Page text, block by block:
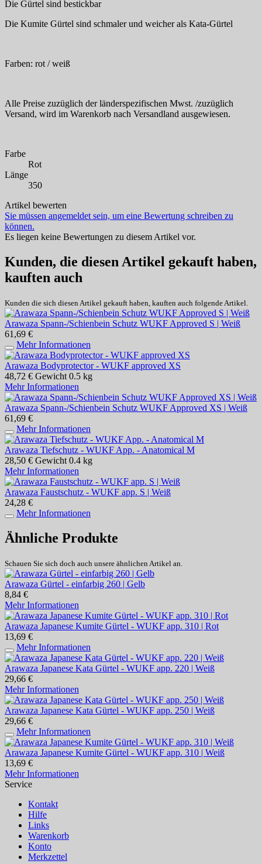
Die Gürtel sind bestickbar
Die Kumite Gürtel sind schmaler und weicher als Kata-Gürtel
Farben: rot / weiß
Alle Preise zuzüglich der länderspezifischen Mwst. /zuzüglich
Versand, wird im Warenkorb nach Versandland ausgewiesen.
Farbe
Rot
Länge
350
Artikel bewerten
Sie müssen angemeldet sein, um eine Bewertung schreiben zu
können.
Es liegen keine Bewertungen zu diesem Artikel vor.
Kunden, die diesen Artikel gekauft haben,
kauften auch
Kunden die sich diesen Artikel gekauft haben, kauften auch folgende Artikel.
Arawaza Spann-/Schienbein Schutz WUKF Approved S | Weiß
61,69 €
Mehr Informationen
Arawaza Bodyprotector - WUKF approved XS
48,72 € Gewicht 0.5 kg
Mehr Informationen
Arawaza Spann-/Schienbein Schutz WUKF Approved XS | Weiß
61,69 €
Mehr Informationen
Arawaza Tiefschutz - WUKF App. - Anatomical M
28,50 € Gewicht 0.4 kg
Mehr Informationen
Arawaza Faustschutz - WUKF app. S | Weiß
24,28 €
Mehr Informationen
Ähnliche Produkte
Schauen Sie sich doch auch unsere ähnlichen Artikel an.
Arawaza Gürtel - einfarbig 260 | Gelb
8,84 €
Mehr Informationen
Arawaza Japanese Kumite Gürtel - WUKF app. 310 | Rot
13,69 €
Mehr Informationen
Arawaza Japanese Kata Gürtel - WUKF app. 220 | Weiß
29,66 €
Mehr Informationen
Arawaza Japanese Kata Gürtel - WUKF app. 250 | Weiß
29,66 €
Mehr Informationen
Arawaza Japanese Kumite Gürtel - WUKF app. 310 | Weiß
13,69 €
Mehr Informationen
Service
Kontakt
Hilfe
Links
Warenkorb
Konto
Merkzettel